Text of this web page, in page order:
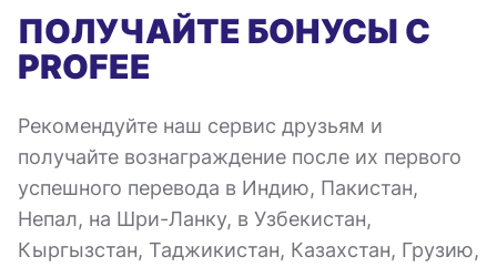
ПОЛУЧАЙТЕ БОНУСЫ С
PROFEE
Рекомендуйте наш сервис друзьям и
получайте вознаграждение после их первого
успешного перевода в Индию, Пакистан,
Непал, на Шри-Ланку, в Узбекистан,
Кыргызстан, Таджикистан, Казахстан, Грузию,